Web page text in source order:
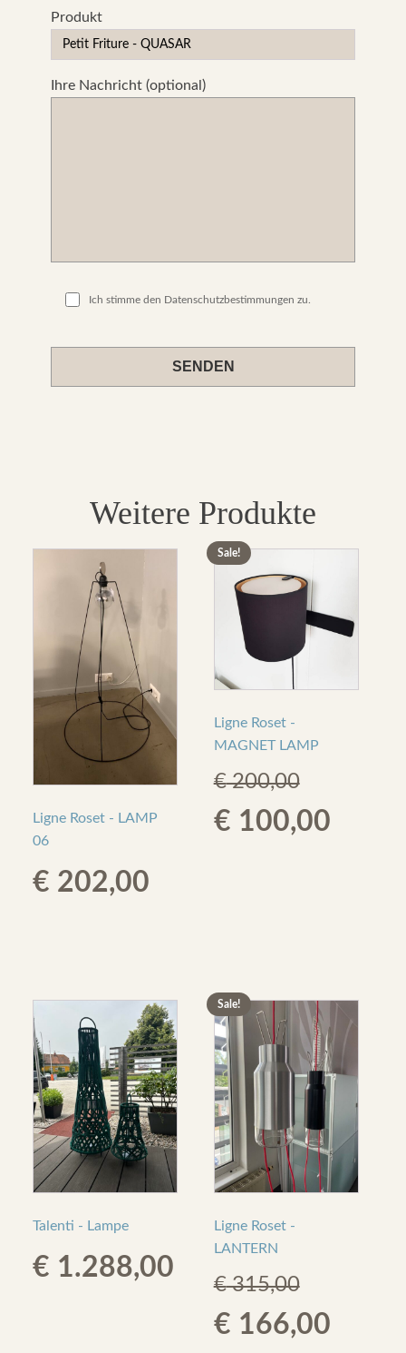
Produkt
Ihre Nachricht (optional)
Ich stimme den Datenschutzbestimmungen zu.
Weitere Produkte
Ligne Roset - LAMP
06
€ 202,00
Sale!
Ligne Roset -
MAGNET LAMP
€200,00
Original
€ 100,00
Talenti - Lampe
€ 1.288,00
Sale!
Ligne Roset -
LANTERN
€315,00
Original
€ 166,00